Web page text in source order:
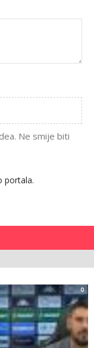
Ne smije biti
portala.
0